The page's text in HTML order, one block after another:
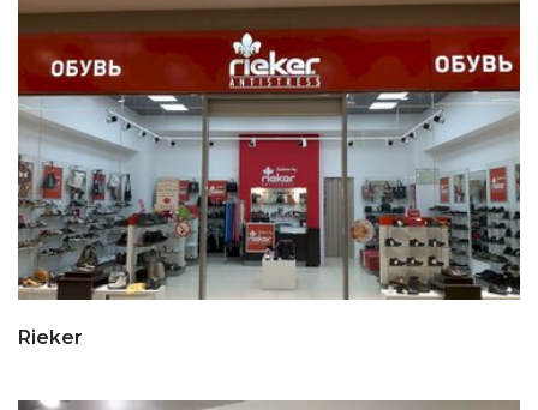
Rieker